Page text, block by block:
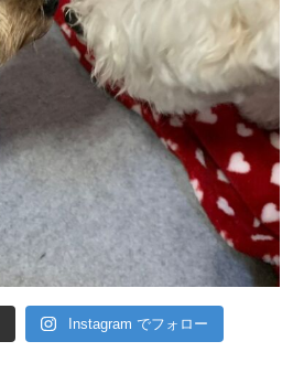
Instagram でフォロー